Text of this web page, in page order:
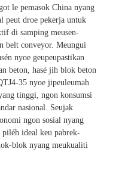
le pemasok China nyang
peut droe pekerja untuk
di samping meusen-
belt conveyor. Meungui
nyoe geupeupastikan
beton, hasé jih blok beton
35 nyoe jipeuleumah
tinggi, ngon konsumsi
nasional. Seujak
ngon sosial nyang
piléh ideal keu pabrek-
blok nyang meukualiti